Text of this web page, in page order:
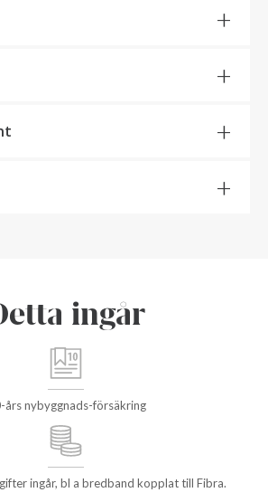
+
+
+
+
ingår
års nybyggnads-försäkring
ingår, bl a bredband kopplat till Fibra.